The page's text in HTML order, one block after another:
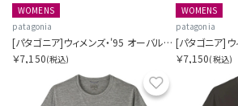
WOMENS
patagonia
[パタゴニア]ウィメンズ・'95 オーバル・ロゴ・オーバーサイズ・Tシャツ
￥7,150(税込)
WOMENS
patagonia
￥7,150(税込)
お気に入り